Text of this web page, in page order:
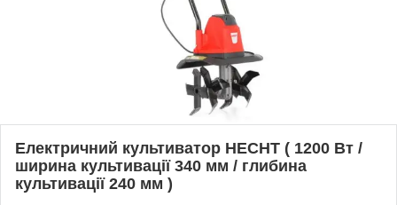
Електричний культиватор HECHT ( 1200 Вт /
ширина культивації 340 мм / глибина
культивації 240 мм )